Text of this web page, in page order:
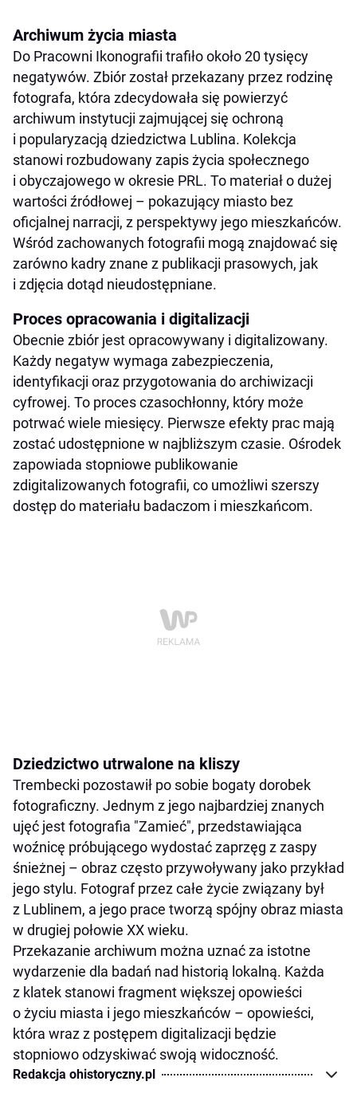
Archiwum życia miasta
Do Pracowni Ikonografii trafiło około 20 tysięcy
negatywów. Zbiór został przekazany przez rodzinę
fotografa, która zdecydowała się powierzyć
archiwum instytucji zajmującej się ochroną
i popularyzacją dziedzictwa Lublina. Kolekcja
stanowi rozbudowany zapis życia społecznego
i obyczajowego w okresie PRL. To materiał o dużej
wartości źródłowej – pokazujący miasto bez
oficjalnej narracji, z perspektywy jego mieszkańców.
Wśród zachowanych fotografii mogą znajdować się
zarówno kadry znane z publikacji prasowych, jak
i zdjęcia dotąd nieudostępniane.
Proces opracowania i digitalizacji
Obecnie zbiór jest opracowywany i digitalizowany.
Każdy negatyw wymaga zabezpieczenia,
identyfikacji oraz przygotowania do archiwizacji
cyfrowej. To proces czasochłonny, który może
potrwać wiele miesięcy. Pierwsze efekty prac mają
zostać udostępnione w najbliższym czasie. Ośrodek
zapowiada stopniowe publikowanie
zdigitalizowanych fotografii, co umożliwi szerszy
dostęp do materiału badaczom i mieszkańcom.
Dziedzictwo utrwalone na kliszy
Trembecki pozostawił po sobie bogaty dorobek
fotograficzny. Jednym z jego najbardziej znanych
ujęć jest fotografia "Zamieć", przedstawiająca
woźnicę próbującego wydostać zaprzęg z zaspy
śnieżnej – obraz często przywoływany jako przykład
jego stylu. Fotograf przez całe życie związany był
z Lublinem, a jego prace tworzą spójny obraz miasta
w drugiej połowie XX wieku.
Przekazanie archiwum można uznać za istotne
wydarzenie dla badań nad historią lokalną. Każda
z klatek stanowi fragment większej opowieści
o życiu miasta i jego mieszkańców – opowieści,
która wraz z postępem digitalizacji będzie
stopniowo odzyskiwać swoją widoczność.
Redakcja ohistoryczny.pl